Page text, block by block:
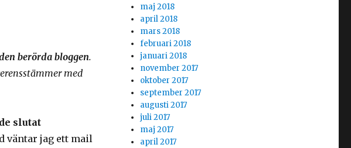
berörda bloggen.
med
de slutat
väntar jag ett mail
maj 2018
april 2018
mars 2018
februari 2018
januari 2018
november 2017
oktober 2017
september 2017
augusti 2017
juli 2017
maj 2017
april 2017